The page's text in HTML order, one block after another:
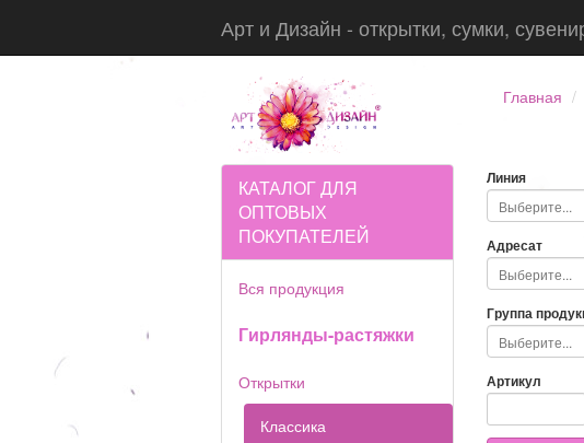
Арт и Дизайн - открытки, сумки,
Главная
КАТАЛОГ ДЛЯ
ОПТОВЫХ
ПОКУПАТЕЛЕЙ
Вся продукция
Гирлянды-растяжки
Открытки
Классика
Линия
Адресат
Группа
Артикул